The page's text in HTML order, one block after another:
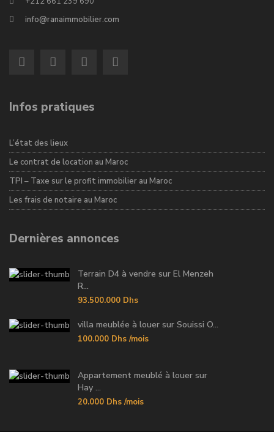
info@ranaimmobilier.com
Infos pratiques
L’état des lieux
Le contrat de location au Maroc
TPI – Taxe sur le profit immobilier au Maroc
Les frais de notaire au Maroc
Dernières annonces
Terrain D4 à vendre sur El Menzeh
R...
93.500.000 Dhs
villa meublée à louer sur Souissi O...
100.000 Dhs /mois
Appartement meublé à louer sur
Hay ...
20.000 Dhs /mois